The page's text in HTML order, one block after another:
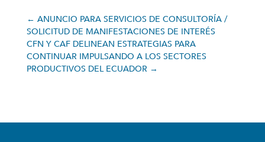
← ANUNCIO PARA SERVICIOS DE CONSULTORÍA /
SOLICITUD DE MANIFESTACIONES DE INTERÉS
CFN Y CAF DELINEAN ESTRATEGIAS PARA
CONTINUAR IMPULSANDO A LOS SECTORES
PRODUCTIVOS DEL ECUADOR →